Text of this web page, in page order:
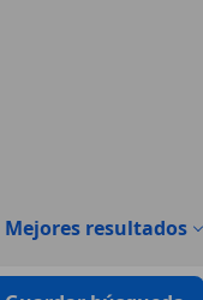
Mejores resultados